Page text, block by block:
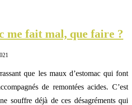
me fait mal, que faire ?
que les maux d’estomac qui font
de remontées acides. C’est
souffre déjà de ces désagréments qui